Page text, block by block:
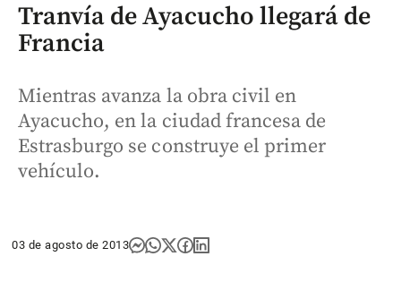
Tranvía de Ayacucho llegará de
Francia
Mientras avanza la obra civil en
Ayacucho, en la ciudad francesa de
Estrasburgo se construye el primer
vehículo.
03 de agosto de 2013